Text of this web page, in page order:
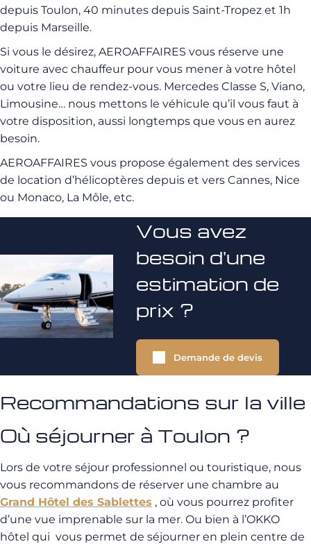
depuis Toulon, 40 minutes depuis Saint-Tropez et 1h
depuis Marseille.
Si vous le désirez, AEROAFFAIRES vous réserve une
voiture avec chauffeur pour vous mener à votre hôtel
ou votre lieu de rendez-vous. Mercedes Classe S, Viano,
Limousine… nous mettons le véhicule qu’il vous faut à
votre disposition, aussi longtemps que vous en aurez
besoin.
AEROAFFAIRES vous propose également des services
de location d’hélicoptères depuis et vers Cannes, Nice
ou Monaco, La Môle, etc.
Vous avez
besoin d'une
estimation de
prix ?
Demande de devis
Recommandations sur la ville
Où séjourner à Toulon ?
Lors de votre séjour professionnel ou touristique, nous
vous recommandons de réserver une chambre au
Grand Hôtel des Sablettes , où vous pourrez profiter
d’une vue imprenable sur la mer. Ou bien à l’OKKO
hôtel qui vous permet de séjourner en plein centre de